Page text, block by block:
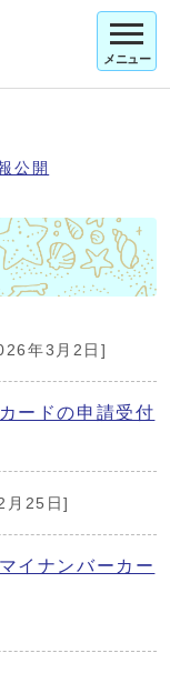
メニュー
公開
年3月2日]
ードの申請受付
月25日]
イナンバーカー